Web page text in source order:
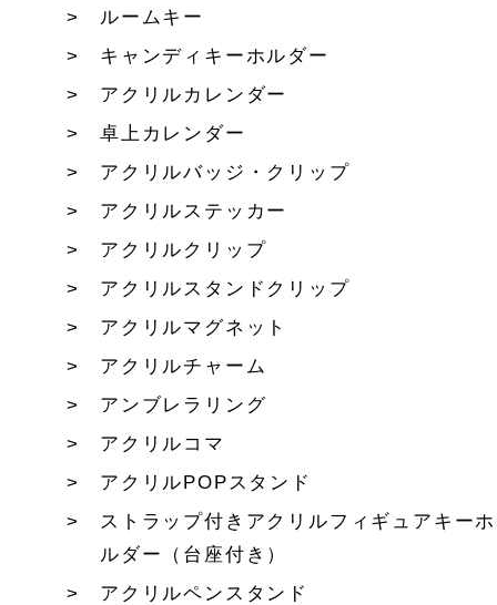
ルームキー
キャンディキーホルダー
アクリルカレンダー
卓上カレンダー
アクリルバッジ・クリップ
アクリルステッカー
アクリルクリップ
アクリルスタンドクリップ
アクリルマグネット
アクリルチャーム
アンブレラリング
アクリルコマ
アクリルPOPスタンド
ストラップ付きアクリルフィギュアキーホ
ルダー（台座付き）
アクリルペンスタンド